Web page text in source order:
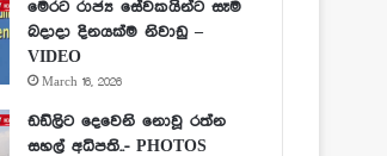
මෙරට රාජ්‍ය සේවකයින්ට සෑම
බදාදා දිනයක්ම නිවාඩු –
VIDEO
March 16, 2026
ඩඩ්ලිට දෙවෙනි නොවූ රත්න
සහල් අධිපති..- PHOTOS